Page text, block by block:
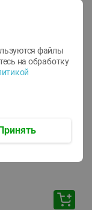
ТВЕРДЫЙ
файлы
на обработку